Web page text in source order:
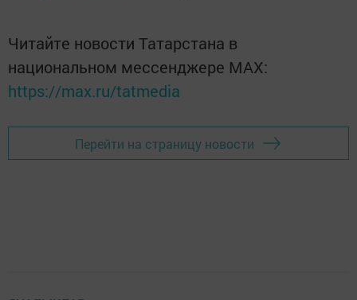
Читайте новости Татарстана в
национальном мессенджере MАХ:
https://max.ru/tatmedia
Перейти на страницу новости